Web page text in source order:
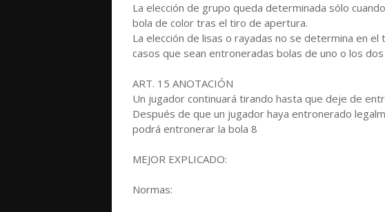
La elección de grupo queda determinada sólo
bola de color tras el tiro de apertura.
La elección de lisas o rayadas no se determina en
casos que sean entroneradas bolas de uno o los
ART. 15 ANOTACIÓN
Un jugador continuará tirando hasta que deje de
Después de que un jugador haya entronerado
podrá entronerar la bola 8
MEJOR EXPLICADO:
Normas: